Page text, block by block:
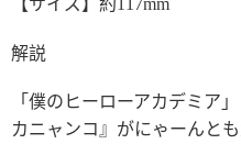
解説
「僕のヒーローアカデミア
カニャンコ』がにゃーんと